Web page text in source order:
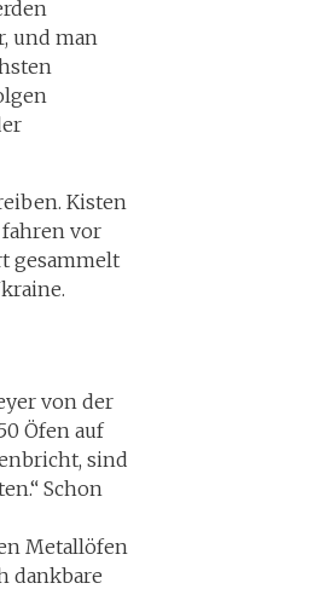
und man
Kisten
fahren vor
gesammelt
von der
Öfen auf
sind
Schon
Metallöfen
dankbare